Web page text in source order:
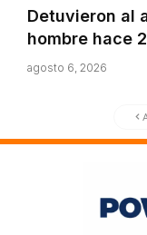
Detuvieron al
hombre hace
agosto 6, 2026